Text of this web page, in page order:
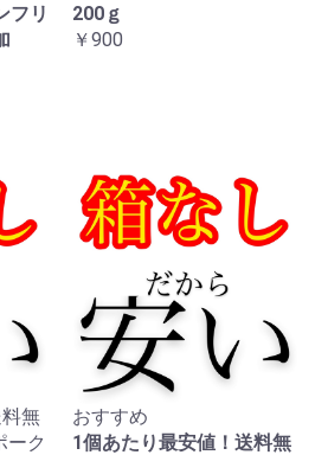
フリ
200ｇ
￥900
無
ーク
おすすめ
1個あたり最安値！送料無